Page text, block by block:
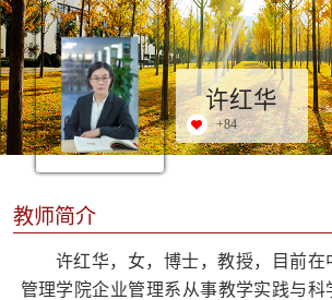
许红华
+84
教师简介
许红华，女，博士，教授，目前在
管理学院企业管理系从事教学实践与